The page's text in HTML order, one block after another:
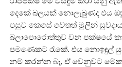
දෙකේ බලයක් නොලැබුණද එය
පසුව කෙසේ වෙතත් මුලින්
බලාපොරොත්තුව වන පක්ෂයේ
පමණෙකට රැකේ. එය නොඉඳුල්
නම් කරන්න බෑ, ඒ වෙනුවට